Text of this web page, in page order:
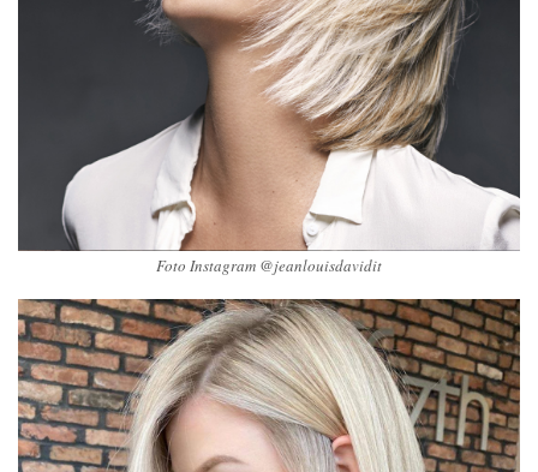
Foto Instagram @jeanlouisdavidit